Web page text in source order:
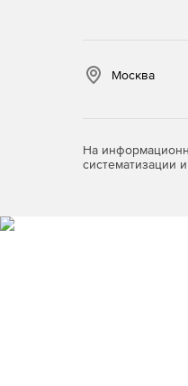
Москва
На
систематизации